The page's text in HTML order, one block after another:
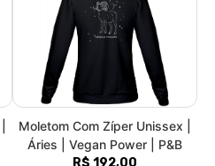
Moletom Com Zíper Unissex |
Áries | Vegan Power | P&B
R$ 192,00